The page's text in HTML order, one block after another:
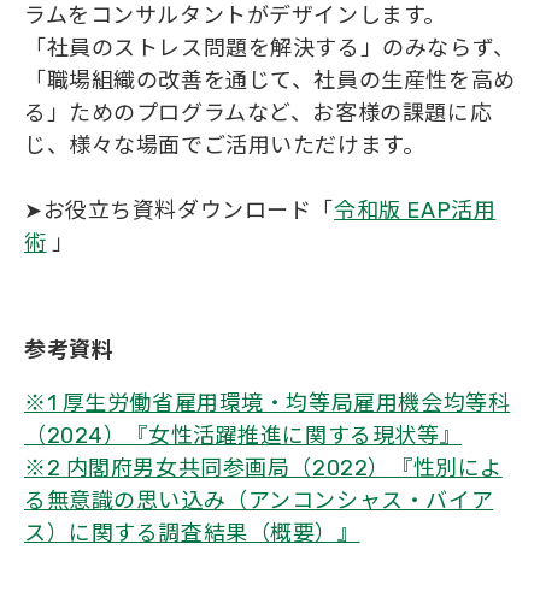
ラムをコンサルタントがデザインします。
「社員のストレス問題を解決する」のみならず、
「職場組織の改善を通じて、社員の生産性を高め
る」ためのプログラムなど、お客様の課題に応
じ、様々な場面でご活用いただけます。
➤お役立ち資料ダウンロード「令和版 EAP活用
術 」
参考資料
※1 厚生労働省雇用環境・均等局雇用機会均等科
（2024）『女性活躍推進に関する現状等』
※2 内閣府男女共同参画局（2022）『性別によ
る無意識の思い込み（アンコンシャス・バイア
ス）に関する調査結果（概要）』